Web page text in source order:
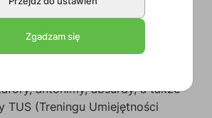
prostej i przemyślanej konstrukcji
jak: komunikat a odbiorca i
i intonacja, tempo i płynność
antonimy, absurdy, a także
TUS (Treningu Umiejętności
Zgadzam się